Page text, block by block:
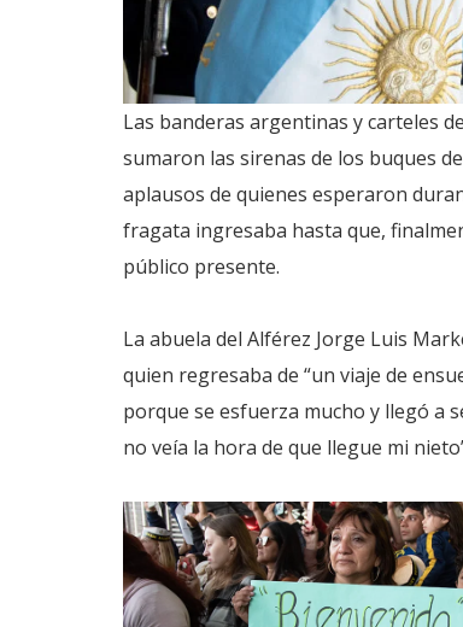
Las banderas argentinas y carteles
sumaron las sirenas de los buques
aplausos de quienes esperaron
fragata ingresaba hasta que,
público presente.
La abuela del Alférez Jorge Luis
quien regresaba de “un viaje de
porque se esfuerza mucho y llegó a
no veía la hora de que llegue mi